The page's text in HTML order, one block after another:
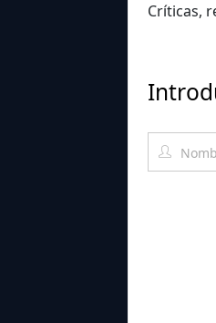
Críticas,